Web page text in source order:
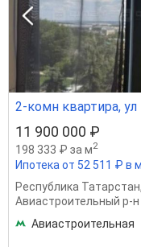
2-комн квартира, ул
11 900 000 ₽
198 333 ₽ за м2
Ипотека от 52 511 ₽ в
Республика Татарстан,
Авиастроительный р-н
Авиастроительная